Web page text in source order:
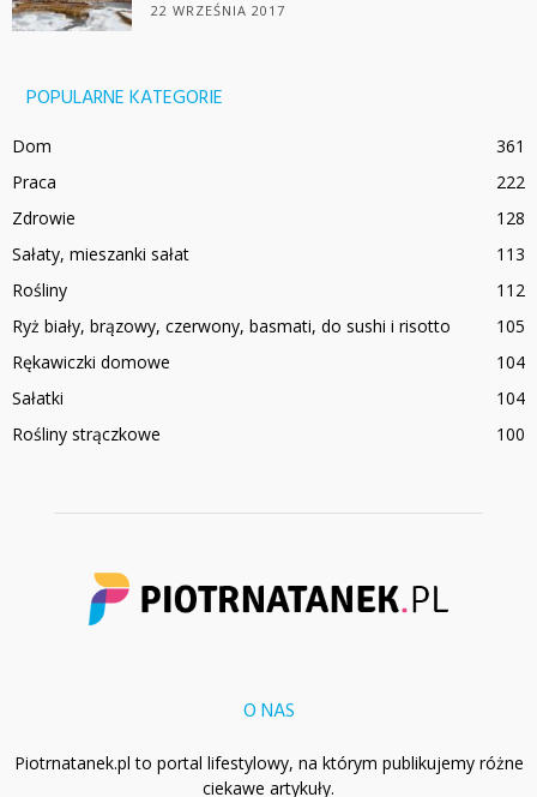
22 WRZEŚNIA 2017
POPULARNE KATEGORIE
Dom
361
Praca
222
Zdrowie
128
Sałaty, mieszanki sałat
113
Rośliny
112
Ryż biały, brązowy, czerwony, basmati, do sushi i risotto
105
Rękawiczki domowe
104
Sałatki
104
Rośliny strączkowe
100
O NAS
Piotrnatanek.pl to portal lifestylowy, na którym publikujemy różne
ciekawe artykuły.